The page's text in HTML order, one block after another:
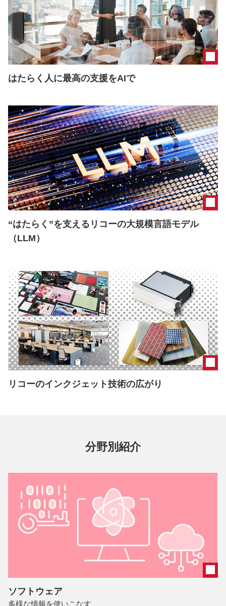
はたらく人に最高の支援をAIで
“はたらく”を支えるリコーの大規模言語モデル
（LLM）
リコーのインクジェット技術の広がり
分野別紹介
ソフトウェア
多様な情報を使いこなす